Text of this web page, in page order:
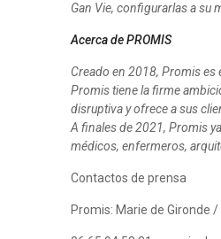
Gan Vie, configurarlas a su
Acerca de PROMIS
Creado en 2018, Promis
Promis tiene la firme
disruptiva y ofrece a sus
A finales de 2021, Promis
médicos, enfermeros,
Contactos de prensa
Promis: Marie de Gironde